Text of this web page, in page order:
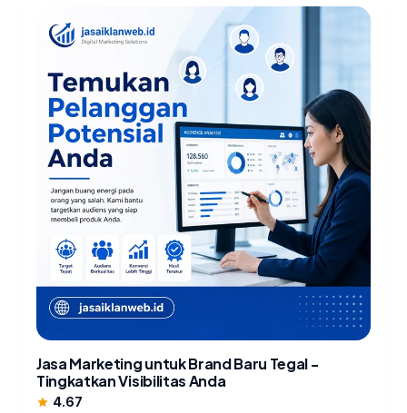
Jasa Marketing untuk Brand Baru Tegal -
Tingkatkan Visibilitas Anda
star 4.67